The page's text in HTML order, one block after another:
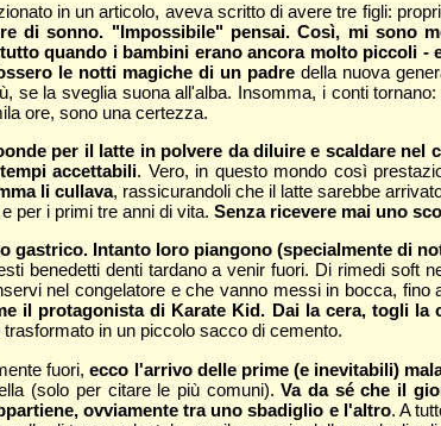
in un articolo, aveva scritto di avere tre figli:
di sonno. "Impossibile" pensai. Così, mi sono
quando i bambini erano ancora molto piccoli -
le notti magiche di un padre della nuova
se la sveglia suona all'alba. Insomma, i conti
ore, sono una certezza.
per il latte in polvere da diluire e scaldare nel
accettabili. Vero, in questo mondo così
li cullava, rassicurandoli che il latte sarebbe
per i primi tre anni di vita. Senza ricevere mai uno
Intanto loro piangono (specialmente di
benedetti denti tardano a venir fuori. Di rimedi soft
nel congelatore e che vanno messi in bocca,
il protagonista di Karate Kid. Dai la cera, togli la
in un piccolo sacco di cemento.
fuori,ecco l'arrivo delle prime (e inevitabili)
(solo per citare le più comuni).Va da sé che il
ovviamente tra uno sbadiglio e l'altro. A